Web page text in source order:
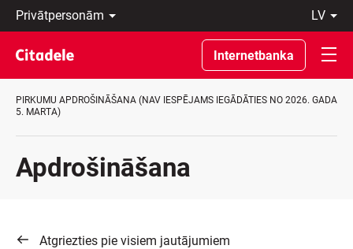
Privātpersonām
Uzņēmumiem
Private
Banking
Par
banku
C
lv
Latviski
По-
русски
In
English
Internetbanka
PIRKUMU APDROŠINĀŠANA (NAV IESPĒJAMS IEGĀDĀTIES NO 2026. GADA
5. MARTA)
Apdrošināšana
Atgriezties pie visiem jautājumiem